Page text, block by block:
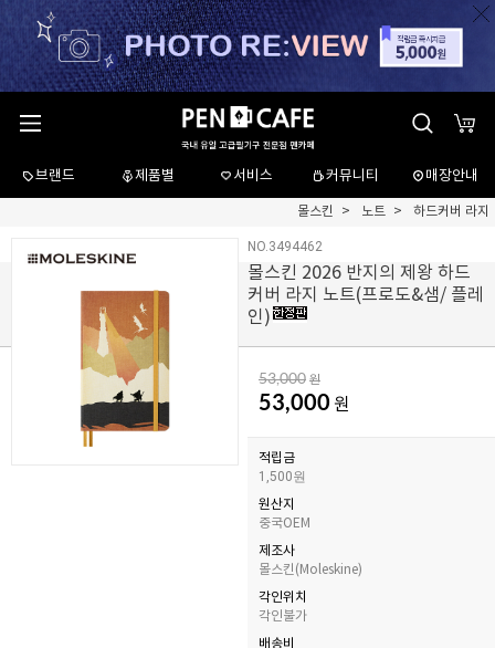
브랜드 제품별 서비스 커뮤니티 매장안내
몰스킨 노트 하드커버 라지
NO.3494462
몰스킨 2026 반지의 제왕 하드
커버 라지 노트(프로도&샘/ 플레
인)
53,000 원
53,000 원
적립금
1,500원
원산지
중국OEM
제조사
몰스킨(Moleskine)
각인위치
각인불가
배송비